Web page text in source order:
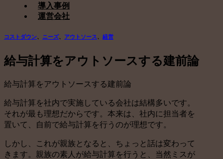
導入事例
運営会社
コストダウン ニーズ、 アウトソース 経営
給与計算をアウトソースする建前論
給与計算をアウトソースする建前論
給与計算を社内で実施している会社は結構多いです。
それが最も理想だからです。本来は、社内に担当者を
置いて、自前で給与計算を行うのが理想です。
しかし、これが親族となると、ちょっと話は変わって
きます。親族の素人が給与計算を行うと、当然ミスが